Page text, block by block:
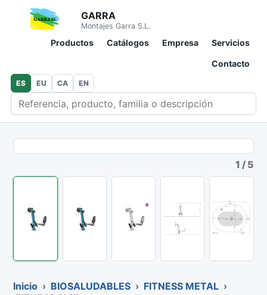
GARRA
Montajes Garra S.L.
Productos Catálogos Empresa Servicios
Contacto
Buscar en catálogo
ES EU CA EN
1 / 5
Inicio › BIOSALUDABLES › FITNESS METAL ›